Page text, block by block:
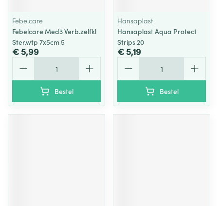
Febelcare
Febelcare Med3 Verb.zelfkl
Ster.wtp 7x5cm 5
€ 5,99
Bestel
Hansaplast
Hansaplast Aqua Protect
Strips 20
€ 5,19
Bestel